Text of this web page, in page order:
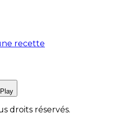
recette
droits réservés.